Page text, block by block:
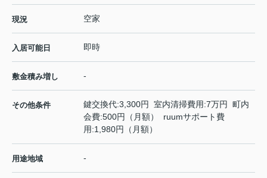
現況 空家
入居可能日 即時
敷金積み増し -
その他条件
鍵交換代:3,300円 室内清掃費用:7万円 町内
会費:500円（月額） ruumサポート費
用:1,980円（月額）
用途地域 -